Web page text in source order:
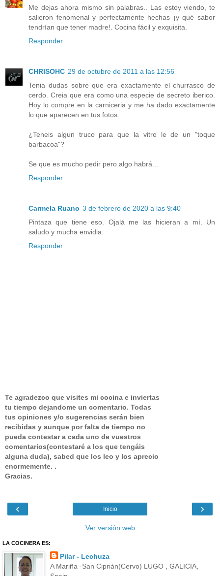
Me dejas ahora mismo sin palabras.. Las estoy viendo, te
salieron fenomenal y perfectamente hechas ¡y qué sabor
tendrían que tener madre!. Cocina fácil y exquisita.
Responder
CHRISOHC 29 de octubre de 2011 a las 12:56
Tenia dudas sobre que era exactamente el churrasco de
cerdo. Creia que era como una especie de secreto iberico.
Hoy lo compre en la carniceria y me ha dado exactamente
lo que aparecen en tus fotos.
¿Teneis algun truco para que la vitro le de un "toque
barbacoa"?
Se que es mucho pedir pero algo habrá...
Responder
Carmela Ruano 3 de febrero de 2020 a las 9:40
Pintaza que tiene eso. Ojalá me las hicieran a mí. Un
saludo y mucha envidia.
Responder
Te agradezco que visites mi cocina e inviertas
tu tiempo dejandome un comentario. Todas
tus opiniones y/o sugerencias serán bien
recibidas y aunque por falta de tiempo no
pueda contestar a cada uno de vuestros
comentarios(contestaré a los que tengáis
alguna duda), sabed que los leo y los aprecio
enormemente. .
Gracias.
‹ ›
Inicio
Ver versión web
LA COCINERA ES:
Pilar - Lechuza
A Mariña -San Ciprián(Cervo) LUGO , GALICIA,